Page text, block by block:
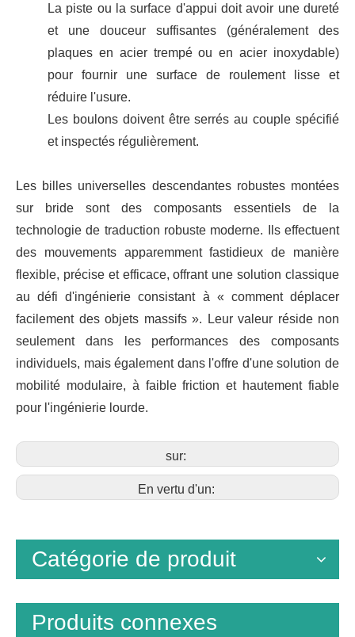
La piste ou la surface d'appui doit avoir une dureté
et une douceur suffisantes (généralement des
plaques en acier trempé ou en acier inoxydable)
pour fournir une surface de roulement lisse et
réduire l'usure.
Les boulons doivent être serrés au couple spécifié
et inspectés régulièrement.
Les billes universelles descendantes robustes montées
sur bride sont des composants essentiels de la
technologie de traduction robuste moderne. Ils effectuent
des mouvements apparemment fastidieux de manière
flexible, précise et efficace, offrant une solution classique
au défi d'ingénierie consistant à « comment déplacer
facilement des objets massifs ». Leur valeur réside non
seulement dans les performances des composants
individuels, mais également dans l'offre d'une solution de
mobilité modulaire, à faible friction et hautement fiable
pour l'ingénierie lourde.
sur:
En vertu d'un:
Catégorie de produit
Produits connexes